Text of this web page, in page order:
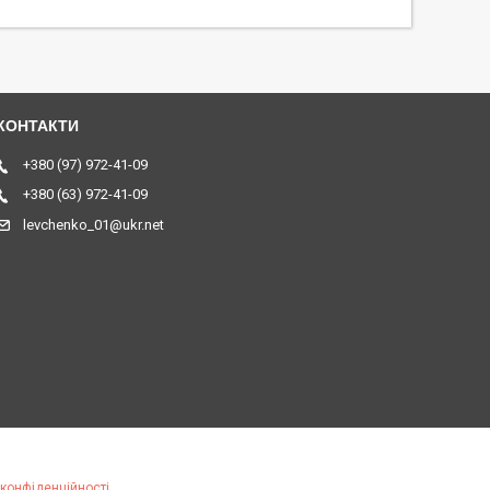
+380 (97) 972-41-09
+380 (63) 972-41-09
levchenko_01@ukr.net